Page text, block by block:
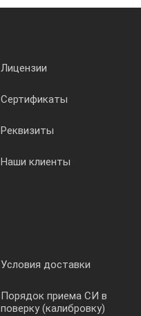
Лицензии
Сертификаты
Реквизиты
Наши клиенты
Условия доставки
Порядок приема СИ в
поверку (калибровку)